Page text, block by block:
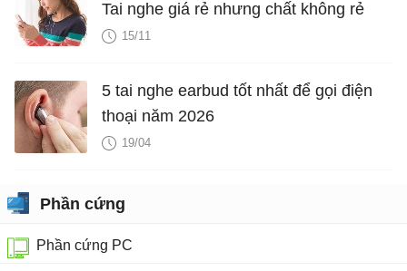
Tai nghe giá rẻ nhưng chất không rẻ
15/11
5 tai nghe earbud tốt nhất để gọi điện
thoại năm 2026
19/04
Phần cứng
Phần cứng PC